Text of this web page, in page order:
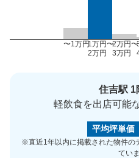
〜1万円1万円〜
2万円
2万円〜
3万円
住吉駅 1
軽飲食を出店可能
平均坪単価
※直近1年以内に掲載された物件の
てい